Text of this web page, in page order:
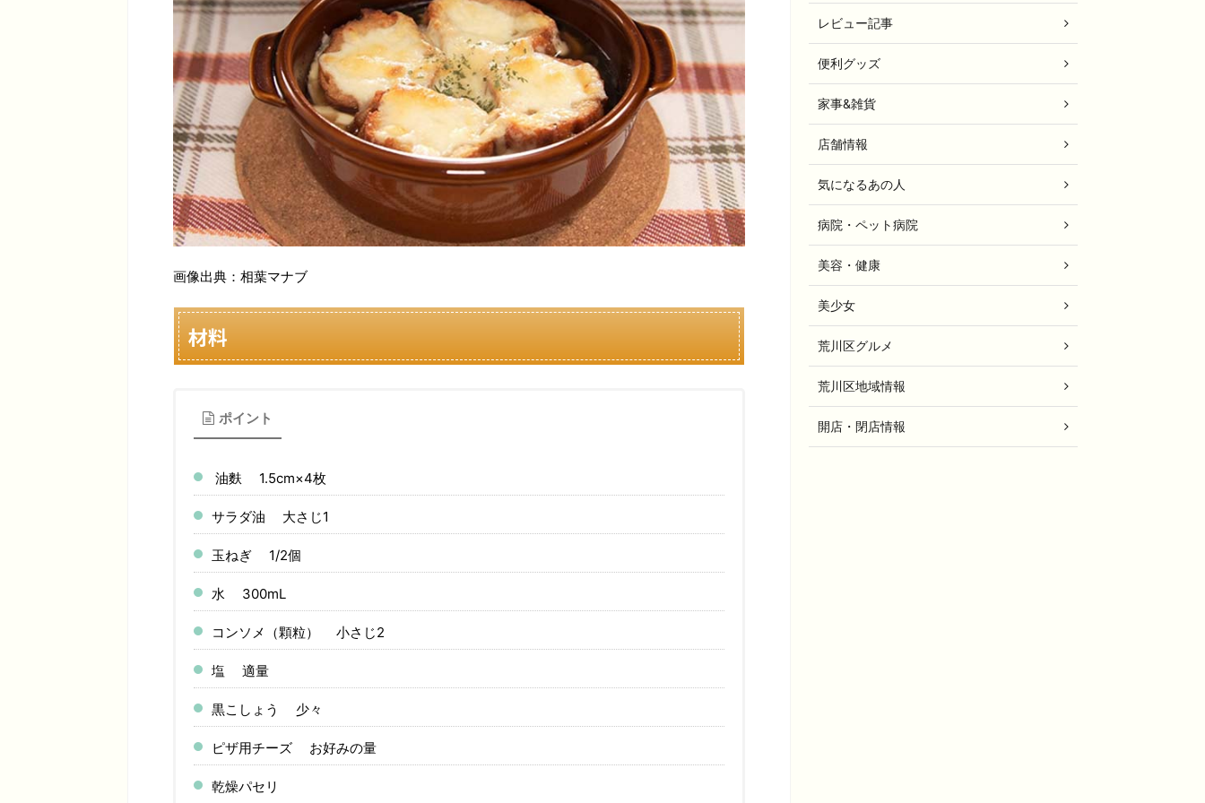
画像出典：相葉マナブ
材料
ポイント
油麩 1.5cm×4枚
サラダ油 大さじ1
玉ねぎ 1/2個
水 300mL
コンソメ（顆粒） 小さじ2
塩 適量
黒こしょう 少々
ピザ用チーズ お好みの量
乾燥パセリ
レビュー記事
便利グッズ
家事&雑貨
店舗情報
気になるあの人
病院・ペット病院
美容・健康
美少女
荒川区グルメ
荒川区地域情報
開店・閉店情報